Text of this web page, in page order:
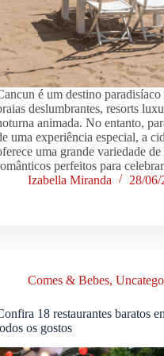
é um destino
deslumbrantes, resorts
animada. No entanto,
uma experiência especial, a
uma grande variedade de
perfeitos para
Izabella Miranda
28/06/
Comes & Bebes,
18 restaurantes baratos
os gostos